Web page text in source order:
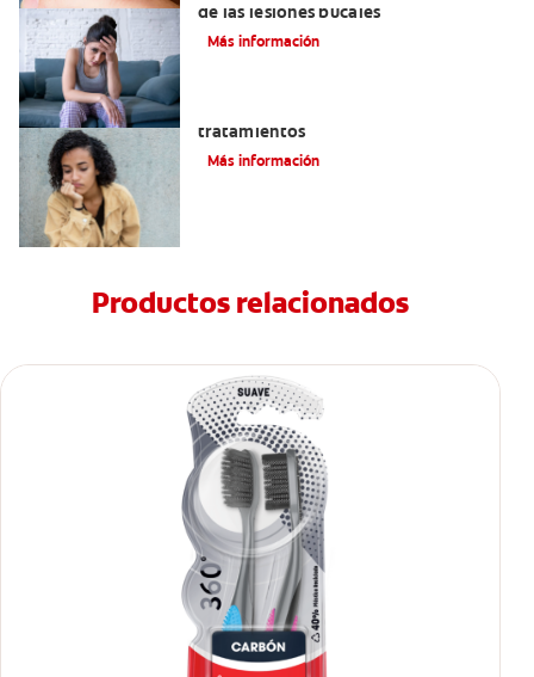
de las lesiones bucales
Más información
tratamientos
Más información
Productos relacionados